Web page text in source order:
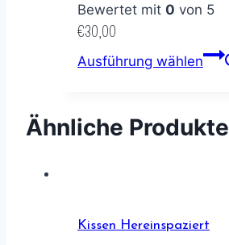
Bewertet mit 0 von 5
€30,00
Ausführung wählen
Ähnliche Produkte
Kissen Hereinspaziert